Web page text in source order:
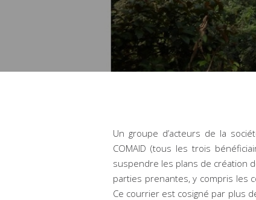
Un groupe d’acteurs de la
COMAID (tous les trois
suspendre les plans de création
parties prenantes, y compris les
Ce courrier est cosigné par plus